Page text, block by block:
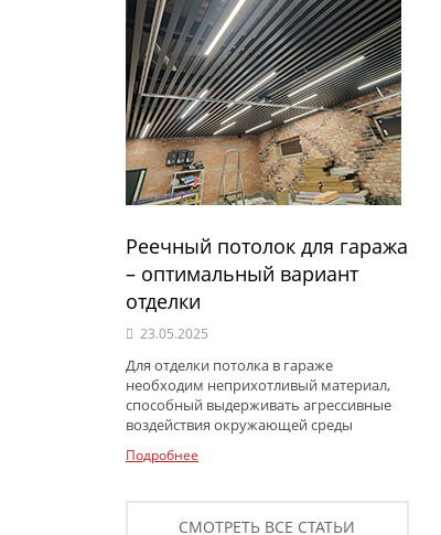
Реечный потолок для гаража
– оптимальный вариант
отделки
23.05.2025
Для отделки потолка в гараже
необходим неприхотливый материал,
способный выдерживать агрессивные
воздействия окружающей среды
Подробнее
СМОТРЕТЬ ВСЕ СТАТЬИ